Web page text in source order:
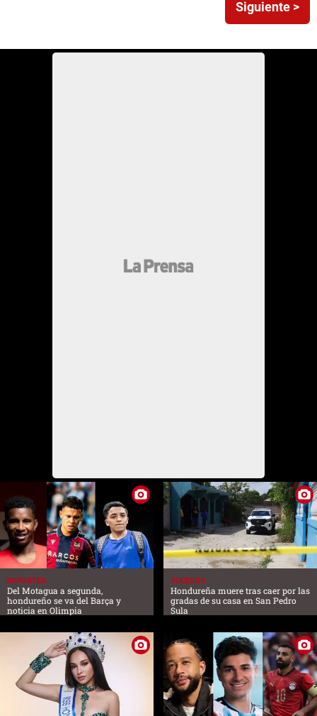
Siguiente >
DEPORTES
Del Motagua a segunda,
hondureño se va del Barça y
noticia en Olimpia
SUCESOS
Hondureña muere tras caer por las
gradas de su casa en San Pedro
Sula